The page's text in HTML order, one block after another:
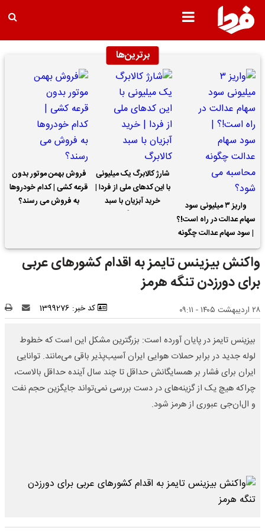
برترین‌ها
واریز ۳ میلیونی سود
سهام عدالت در راه است!؟
| سود سهام عدالت چگونه
محاسبه می شود؟
شارژ کالابرگ یک میلیونی
با این کدهای ملی از فردا |
خرید آبزیان با سبد
فروش بهمن موتور بدون
قرعه کشی | کدام خودروها
به فروش می رسند؟
واکنش بیزینس تایمز به اقدام کشورهای عربی
برای دورزدن تنگه هرمز
۲۸ اردیبهشت ۱۴۰۵ - ۰۹:۱۱ کد خبر: 1399276
بیزینس تایمز در پایان آورده است: بزرگترین مشکل این است که خطوط
لوله جدید در برابر حملات هوایی ایران آسیب‌پذیر باقی می‌مانند. توانایی
ایران برای فشار بر همسایگانش حداقل تا چند سال آینده حداقل بالاست،
چراکه هیچ یک از گزینه‌های در دست بررسی نمی‌تواند جایگزین حجم نفت
و ال‌ان‌جی عبوری از هرمز شود.